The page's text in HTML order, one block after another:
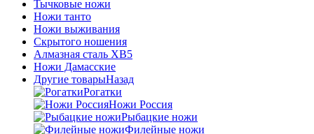
Тычковые ножи
Ножи танто
Ножи выживания
Скрытого ношения
Алмазная сталь ХВ5
Ножи Дамасские
Другие товарыНазад
Рогатки
Ножи Россия
Рыбацкие ножи
Филейные ножи